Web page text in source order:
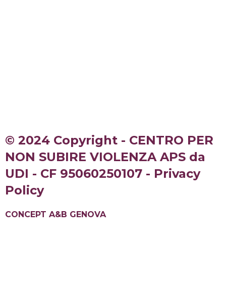
© 2024 Copyright - CENTRO PER
NON SUBIRE VIOLENZA APS da
UDI - CF 95060250107 - Privacy
Policy
CONCEPT A&B GENOVA